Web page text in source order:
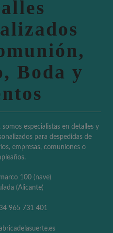
Boda y
especialistas en detalles y
para despedidas de
empresas, comuniones o
100 (nave)
(Alicante)
965 731 401